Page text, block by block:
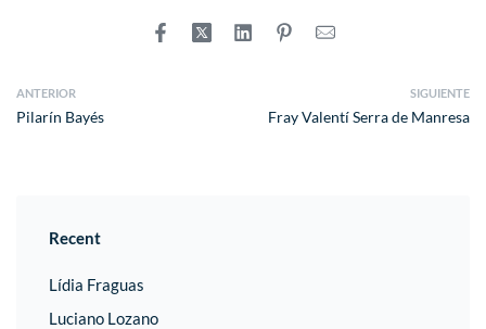
ANTERIOR
Pilarín Bayés
SIGUIENTE
Fray Valentí Serra de Manresa
Recent
Lídia Fraguas
Luciano Lozano